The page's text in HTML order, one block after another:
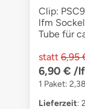
Clip:
lfm
Tube für
statt 6,95
6,90 € /
1 Paket:
Lieferzeit: